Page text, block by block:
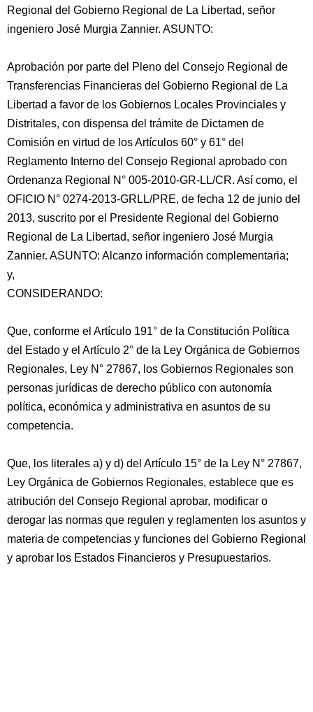
Regional del Gobierno Regional de La Libertad, señor
ingeniero José Murgia Zannier. ASUNTO:
Aprobación por parte del Pleno del Consejo Regional de
Transferencias Financieras del Gobierno Regional de La
Libertad a favor de los Gobiernos Locales Provinciales y
Distritales, con dispensa del trámite de Dictamen de
Comisión en virtud de los Artículos 60° y 61° del
Reglamento Interno del Consejo Regional aprobado con
Ordenanza Regional N° 005-2010-GR-LL/CR. Así como, el
OFICIO N° 0274-2013-GRLL/PRE, de fecha 12 de junio del
2013, suscrito por el Presidente Regional del Gobierno
Regional de La Libertad, señor ingeniero José Murgia
Zannier. ASUNTO: Alcanzo información complementaria;
y,
CONSIDERANDO:
Que, conforme el Artículo 191° de la Constitución Política
del Estado y el Artículo 2° de la Ley Orgánica de Gobiernos
Regionales, Ley N° 27867, los Gobiernos Regionales son
personas jurídicas de derecho público con autonomía
política, económica y administrativa en asuntos de su
competencia.
Que, los literales a) y d) del Artículo 15° de la Ley N° 27867,
Ley Orgánica de Gobiernos Regionales, establece que es
atribución del Consejo Regional aprobar, modificar o
derogar las normas que regulen y reglamenten los asuntos y
materia de competencias y funciones del Gobierno Regional
y aprobar los Estados Financieros y Presupuestarios.